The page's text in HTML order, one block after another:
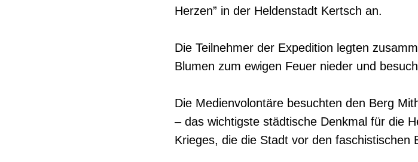
Herzen” in der Heldenstadt Kertsch an.
Die Teilnehmer der Expedition legten
Blumen zum ewigen Feuer nieder und
Die Medienvolontäre besuchten den Berg
– das wichtigste städtische Denkmal für die
Krieges, die die Stadt vor den faschistischen